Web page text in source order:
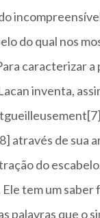
do qual nos
caracterizar a
inventa,
através de sua
do
tem um saber
palavras que o